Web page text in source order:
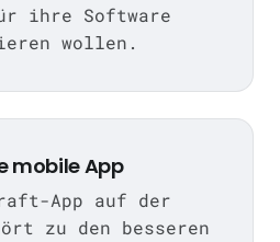
ihre Software
wollen.
mobile App
App auf der
zu den besseren